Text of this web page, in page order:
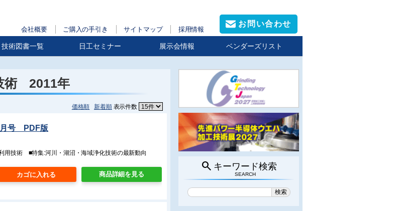
会社概要 ご購入の手引き サイトマップ 採用情報
お問い合わせ
技術図書一覧 日工セミナー 展示会情報 ベンダーズリスト
術 2011年
価格順 新着順表示件数
月号 PDF版
用技術 ■特集:河川・湖沼・海域浄化技術の最新動向
商品詳細を見る
search キーワード検索
SEARCH